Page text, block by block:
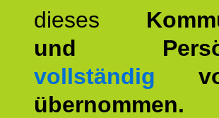
dieses
und
vollständig
übernommen.